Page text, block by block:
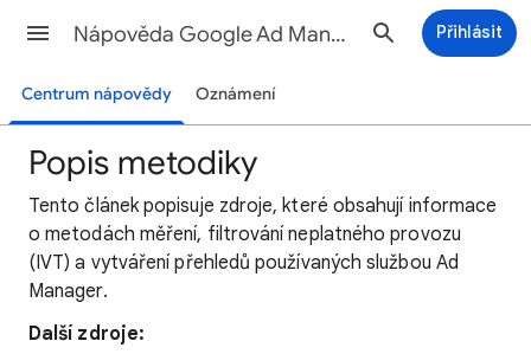
Nápověda Google Ad Manager Přihlásit
Centrum nápovědy Oznámení
Popis metodiky
Tento článek popisuje zdroje, které obsahují informace
o metodách měření, filtrování neplatného provozu
(IVT) a vytváření přehledů používaných službou Ad
Manager.
Další zdroje: